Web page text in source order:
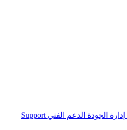
إدارة الجودة الدعم الفني Support